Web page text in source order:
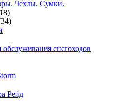
Чехлы. Сумки.
снегоходов
Рейд